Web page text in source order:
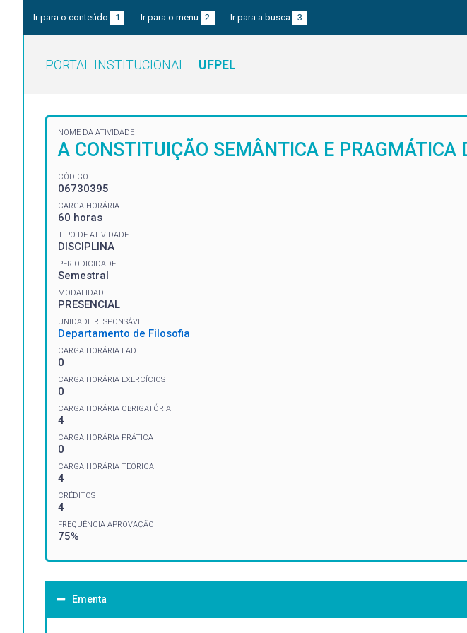
Ir para o conteúdo 1 Ir para o menu 2 Ir para a busca 3
PORTAL INSTITUCIONAL UFPEL
NOME DA ATIVIDADE
A CONSTITUIÇÃO SEMÂNTICA E PRAGMÁTICA
CÓDIGO
06730395
CARGA HORÁRIA
60 horas
TIPO DE ATIVIDADE
DISCIPLINA
PERIODICIDADE
Semestral
MODALIDADE
PRESENCIAL
UNIDADE RESPONSÁVEL
Departamento de Filosofia
CARGA HORÁRIA EAD
0
CARGA HORÁRIA EXERCÍCIOS
0
CARGA HORÁRIA OBRIGATÓRIA
4
CARGA HORÁRIA PRÁTICA
0
CARGA HORÁRIA TEÓRICA
4
CRÉDITOS
4
FREQUÊNCIA APROVAÇÃO
75%
Ementa